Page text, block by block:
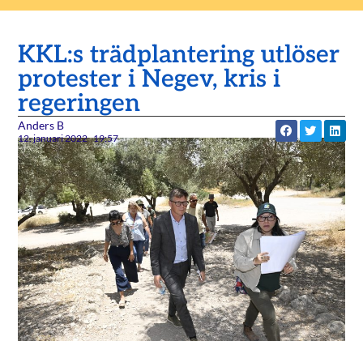
KKL:s trädplantering utlöser
protester i Negev, kris i
regeringen
Anders B
12. januari 2022 19:57